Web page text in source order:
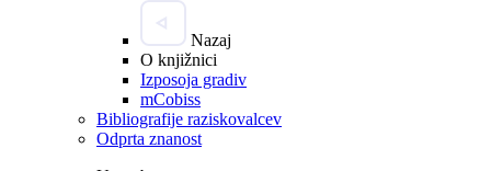
Nazaj
O knjižnici
Izposoja gradiv
mCobiss
Bibliografije raziskovalcev
Odprta znanost